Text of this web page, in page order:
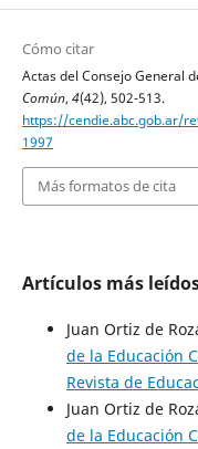
Cómo citar
Actas del Consejo General
Común, 4(42), 502-513.
https://cendie.abc.gob.ar/
1997
Más formatos de cita
Artículos más
Juan Ortiz de
de la Educación
Revista de
Juan Ortiz de
de la Educación